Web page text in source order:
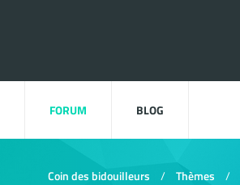
FORUM BLOG
Coin des bidouilleurs Thèmes